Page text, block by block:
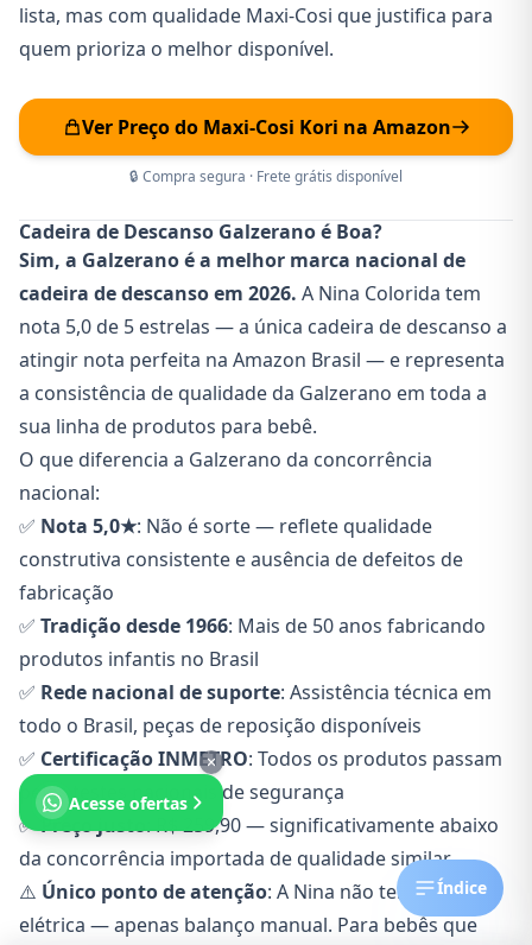
Índice
lista, mas com qualidade Maxi-Cosi que justifica para
quem prioriza o melhor disponível.
Ver Preço do Maxi-Cosi Kori na Amazon
🔒 Compra segura · Frete grátis disponível
Cadeira de Descanso Galzerano é Boa?
Sim, a Galzerano é a melhor marca nacional de
cadeira de descanso em 2026. A Nina Colorida tem
nota 5,0 de 5 estrelas — a única cadeira de descanso a
atingir nota perfeita na Amazon Brasil — e representa
a consistência de qualidade da Galzerano em toda a
sua linha de produtos para bebê.
O que diferencia a Galzerano da concorrência
nacional:
✅ Nota 5,0★: Não é sorte — reflete qualidade
construtiva consistente e ausência de defeitos de
fabricação
✅ Tradição desde 1966: Mais de 50 anos fabricando
produtos infantis no Brasil
✅ Rede nacional de suporte: Assistência técnica em
todo o Brasil, peças de reposição disponíveis
✅ Certificação INMETRO: Todos os produtos passam
pelos testes nacionais de segurança
✅Preço justo: R$ 259,90 — significativamente abaixo
da concorrência importada de qualidade similar
⚠️ Único ponto de atenção: A Nina não tem vibração
elétrica — apenas balanço manual. Para bebês que
Acesse ofertas